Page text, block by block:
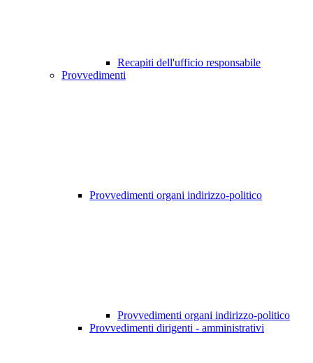
Recapiti dell'ufficio responsabile
Provvedimenti
Provvedimenti organi indirizzo-politico
Provvedimenti organi indirizzo-politico
Provvedimenti dirigenti - amministrativi